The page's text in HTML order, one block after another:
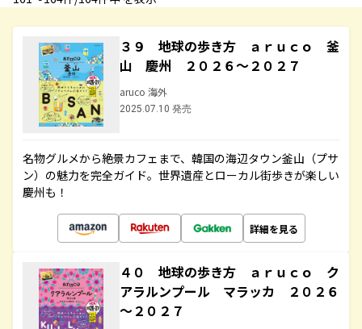
３９ 地球の歩き方 ａｒｕｃｏ 釜
山 慶州 ２０２６～２０２７
aruco 海外
2025.07.10 発売
名物グルメから絶景カフェまで、韓国の海辺タウン釜山（プサ
ン）の魅力を完全ガイド。世界遺産とローカル街歩きが楽しい
慶州も！
詳細を見る
４０ 地球の歩き方 ａｒｕｃｏ ク
アラルンプール マラッカ ２０２６
～２０２７